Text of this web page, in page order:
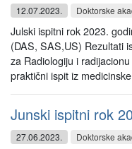
12.07.2023. Doktorske
Julski ispitni rok 2023.
(DAS, SAS,US) Rezultati
za Radiologiju i
praktični ispit iz
Junski ispitni rok
27.06.2023. Doktorske